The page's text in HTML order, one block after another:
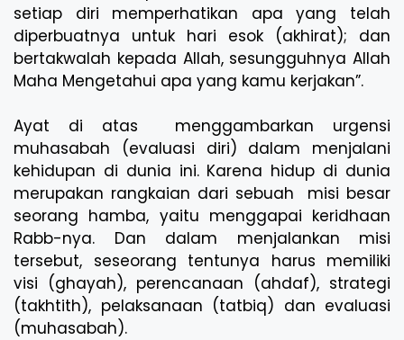
setiap diri memperhatikan apa yang telah
diperbuatnya untuk hari esok (akhirat); dan
bertakwalah kepada Allah, sesungguhnya Allah
Maha Mengetahui apa yang kamu kerjakan”.
Ayat di atas menggambarkan urgensi
muhasabah (evaluasi diri) dalam menjalani
kehidupan di dunia ini. Karena hidup di dunia
merupakan rangkaian dari sebuah misi besar
seorang hamba, yaitu menggapai keridhaan
Rabb-nya. Dan dalam menjalankan misi
tersebut, seseorang tentunya harus memiliki
visi (ghayah), perencanaan (ahdaf), strategi
(takhtith), pelaksanaan (tatbiq) dan evaluasi
(muhasabah).